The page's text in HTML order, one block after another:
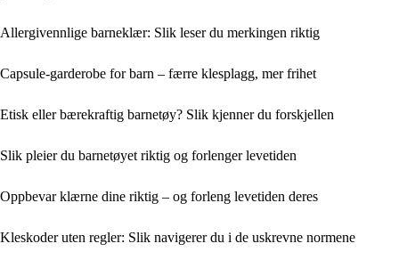
Allergivennlige barneklær: Slik leser du merkingen riktig
Capsule-garderobe for barn – færre klesplagg, mer frihet
Etisk eller bærekraftig barnetøy? Slik kjenner du forskjellen
Slik pleier du barnetøyet riktig og forlenger levetiden
Oppbevar klærne dine riktig – og forleng levetiden deres
Kleskoder uten regler: Slik navigerer du i de uskrevne normene